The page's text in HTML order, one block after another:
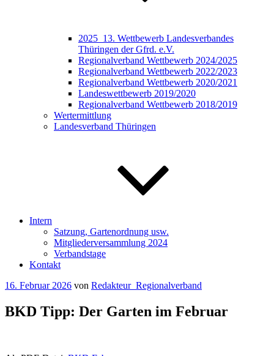
2025_13. Wettbewerb Landesverbandes
Thüringen der Gfrd. e.V.
Regionalverband Wettbewerb 2024/2025
Regionalverband Wettbewerb 2022/2023
Regionalverband Wettbewerb 2020/2021
Landeswettbewerb 2019/2020
Regionalverband Wettbewerb 2018/2019
Wertermittlung
Landesverband Thüringen
Intern
Satzung, Gartenordnung usw.
Mitgliederversammlung 2024
Verbandstage
Kontakt
Veröffentlicht
16. Februar 2026 von Redakteur_Regionalverband
BKD Tipp: Der Garten im Februar